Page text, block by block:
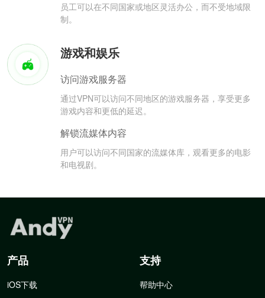
员工可以在不同国家或地区灵活办公，而不受地域限
制。
游戏和娱乐
访问游戏服务器
通过VPN可以访问不同地区的游戏服务器，享受更多
游戏内容和更低的延迟。
解锁流媒体内容
用户可以访问不同国家的流媒体库，观看更多的电影
和电视剧。
产品
iOS下载
支持
帮助中心